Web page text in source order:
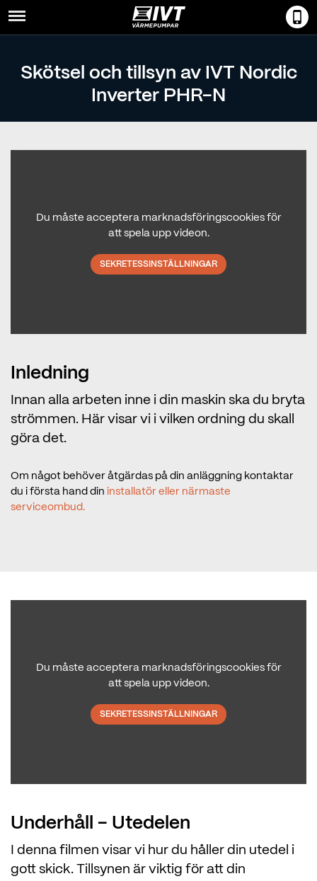
Skötsel och tillsyn av IVT Nordic
Inverter PHR-N
Du måste acceptera marknadsföringscookies för
att spela upp videon.
SEKRETESSINSTÄLLNINGAR
Inledning
Innan alla arbeten inne i din maskin ska du bryta
strömmen. Här visar vi i vilken ordning du skall
göra det.
Om något behöver åtgärdas på din anläggning kontaktar
du i första hand din installatör eller närmaste
serviceombud.
Du måste acceptera marknadsföringscookies för
att spela upp videon.
SEKRETESSINSTÄLLNINGAR
Underhåll - Utedelen
I denna filmen visar vi hur du håller din utedel i
gott skick. Tillsynen är viktig för att din